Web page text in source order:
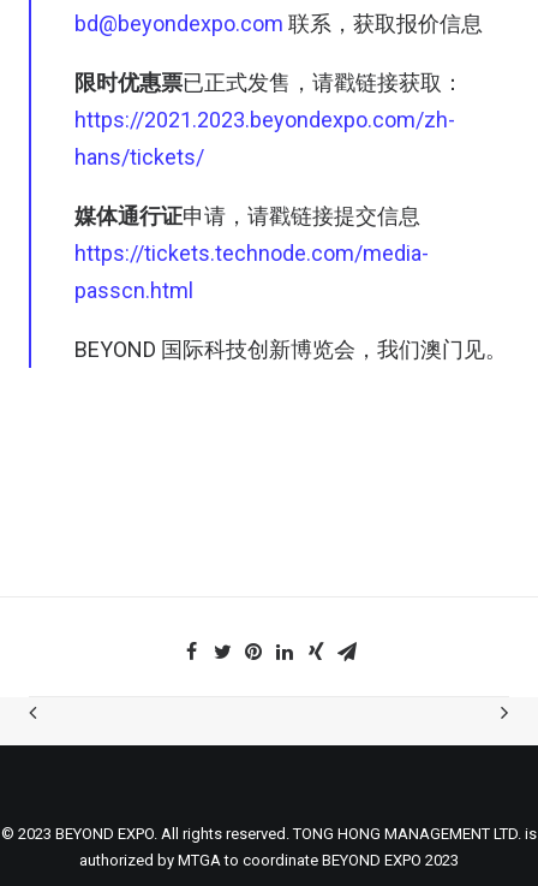
bd@beyondexpo.com 联系，获取报价信息
限时优惠票已正式发售，请戳链接获取：
https://2021.2023.beyondexpo.com/zh-
hans/tickets/
媒体通行证申请，请戳链接提交信息
https://tickets.technode.com/media-
passcn.html
BEYOND 国际科技创新博览会，我们澳门见。
© 2023 BEYOND EXPO. All rights reserved. TONG HONG MANAGEMENT LTD. is
authorized by MTGA to coordinate BEYOND EXPO 2023